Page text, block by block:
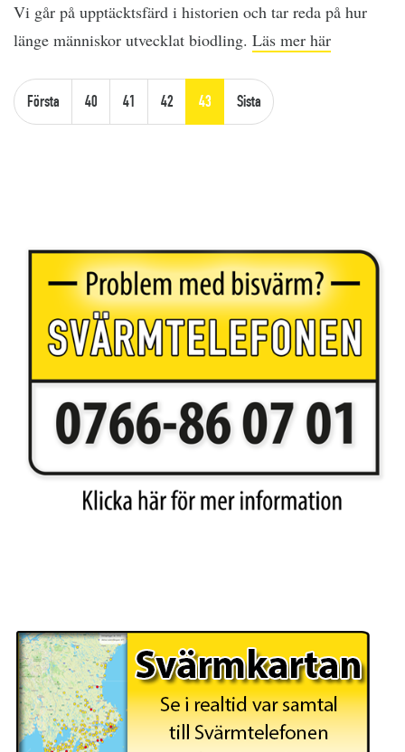
Vi går på upptäcktsfärd i historien och tar reda på hur
länge människor utvecklat biodling. Läs mer här
Första 40 41 42 43 Sista